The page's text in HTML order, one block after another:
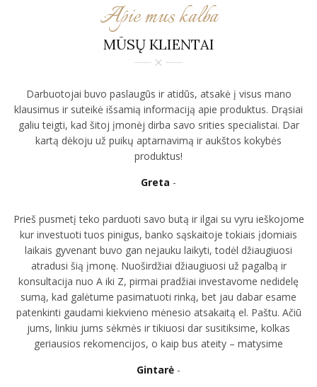
Apie mus kalba
MŪSŲ KLIENTAI
Darbuotojai buvo paslaugūs ir atidūs, atsakė į visus mano
klausimus ir suteikė išsamią informaciją apie produktus. Drąsiai
galiu teigti, kad šitoj įmonėj dirba savo srities specialistai. Dar
kartą dėkoju už puikų aptarnavimą ir aukštos kokybės
produktus!
Greta
Prieš pusmetį teko parduoti savo butą ir ilgai su vyru ieškojome
kur investuoti tuos pinigus, banko sąskaitoje tokiais įdomiais
laikais gyvenant buvo gan nejauku laikyti, todėl džiaugiuosi
atradusi šią įmonę. Nuoširdžiai džiaugiuosi už pagalbą ir
konsultacija nuo A iki Z, pirmai pradžiai investavome nedidelę
sumą, kad galėtume pasimatuoti rinką, bet jau dabar esame
patenkinti gaudami kiekvieno mėnesio atsakaitą el. Paštu. Ačiū
jums, linkiu jums sėkmės ir tikiuosi dar susitiksime, kolkas
geriausios rekomencijos, o kaip bus ateity – matysime
Gintarė